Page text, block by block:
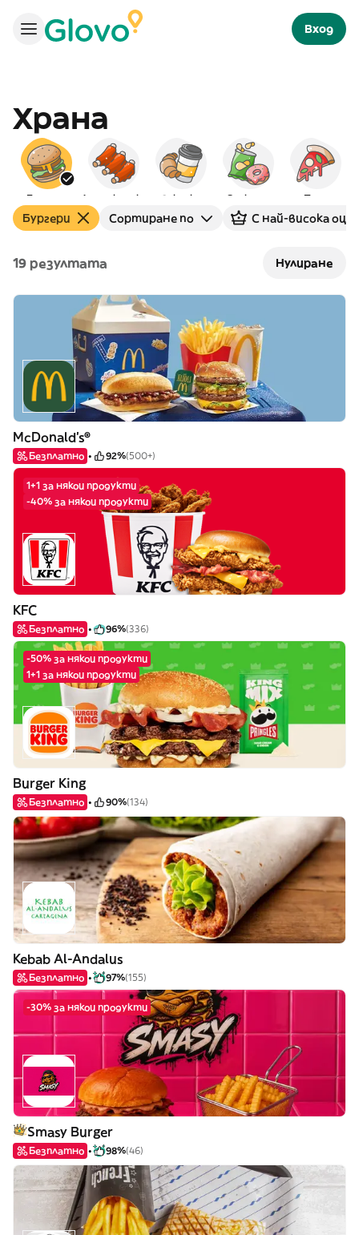
Вход
Храна
Бургери Американска Закуска Снаксове Пица
Бургери Сортиране по С най-висока
19 резултата Нулиране
McDonald's®
Безплатно 92%(500+)
1+1 за някои продукти
-40% за някои продукти
KFC
Безплатно 96%(336)
-50% за някои продукти
1+1 за някои продукти
Burger King
Безплатно 90%(134)
Kebab Al-Andalus
Безплатно 97%(155)
-30% за някои продукти
Smasy Burger
Безплатно 98%(46)